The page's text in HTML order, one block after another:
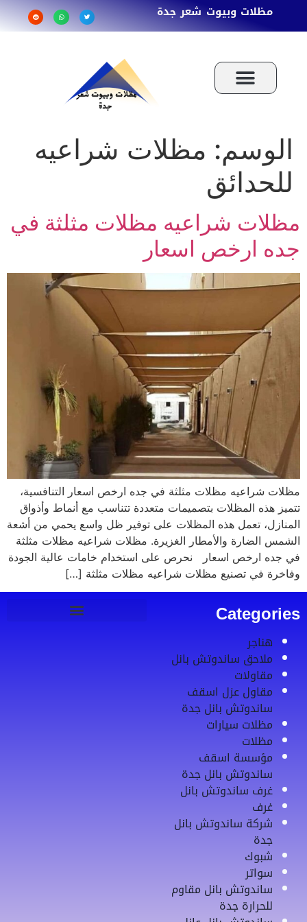
مظلات وبيوت شعر جدة
الوسم: مظلات شراعيه
للحدائق
مظلات شراعيه مظلات مثلثة في
جده ارخص اسعار
مظلات شراعيه مظلات مثلثة في جده ارخص اسعار التنافسية،
تتميز هذه المظلات بتصميمات متعددة تتناسب مع أنماط وأذواق
المنازل، تعمل هذه المظلات على توفير ظل واسع يحمي من أشعة
الشمس الضارة والأمطار الغزيرة. مظلات شراعيه مظلات مثلثة
في جده ارخص اسعار نحرص على استخدام خامات عالية الجودة
وفاخرة في تصنيع مظلات شراعيه مظلات مثلثة […]
Categories
هناجر
ملاحق ساندوتش بانل
مقاولات
مقاول عزل اسقف
ساندوتش بانل جدة
مظلات سيارات
مظلات
مؤسسة اسقف
ساندوتش بانل جدة
غرف ساندوتش بانل
غرف
شركة ساندوتش بانل
جدة
شبوك
سواتر
ساندوتش بانل مقاوم
للحرارة جدة